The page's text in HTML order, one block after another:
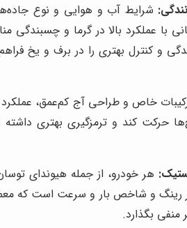
شرایط آب و هوایی و نوع
با عملکرد بالا در گرما و چسبندگی
و کنترل بهتری را در برف و یخ
خاص و طراحی آج کم‌عمق،
حرکت کند و ترمزگیری بهتری
هر خودرو، از جمله هیوندای
رینگ و شاخص بار و سرعت است که
بگذارد.